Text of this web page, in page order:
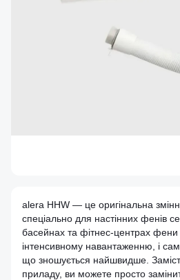
alera HHW — це оригінальна
спеціально для настінних фенів
басейнах та фітнес-центрах фени
інтенсивному навантаженню, і
що зношується найшвидше.
приладу, ви можете просто